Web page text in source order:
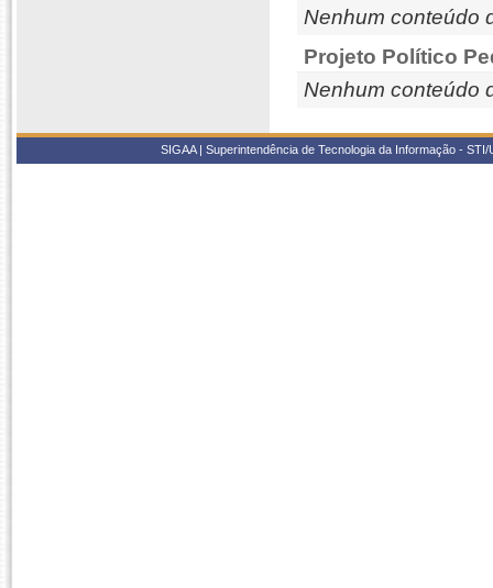
Nenhum conteúdo
Projeto Político
Nenhum conteúdo
SIGAA | Superintendência de Tecnologia da Informação -